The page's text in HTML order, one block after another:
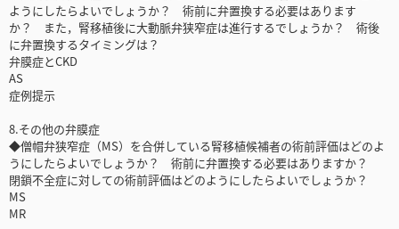
ようにしたらよいでしょうか？ 術前に弁置換する必要はあります
か？ また，腎移植後に大動脈弁狭窄症は進行するでしょうか？ 術後
に弁置換するタイミングは？
弁膜症とCKD
AS
症例提示
8.その他の弁膜症
◆僧帽弁狭窄症（MS）を合併している腎移植候補者の術前評価はどのよ
うにしたらよいでしょうか？ 術前に弁置換する必要はありますか？
閉鎖不全症に対しての術前評価はどのようにしたらよいでしょうか？
MS
MR